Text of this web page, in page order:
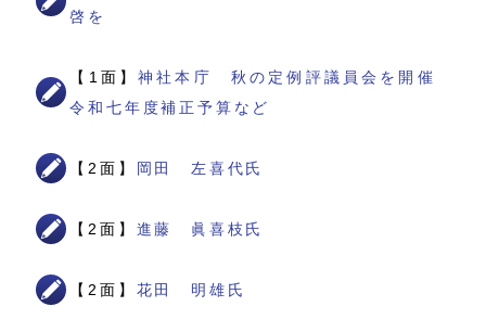
啓を
【1面】神社本庁 秋の定例評議員会を開催
令和七年度補正予算など
【2面】 岡田 左喜代氏
【2面】 進藤 眞喜枝氏
【2面】 花田 明雄氏